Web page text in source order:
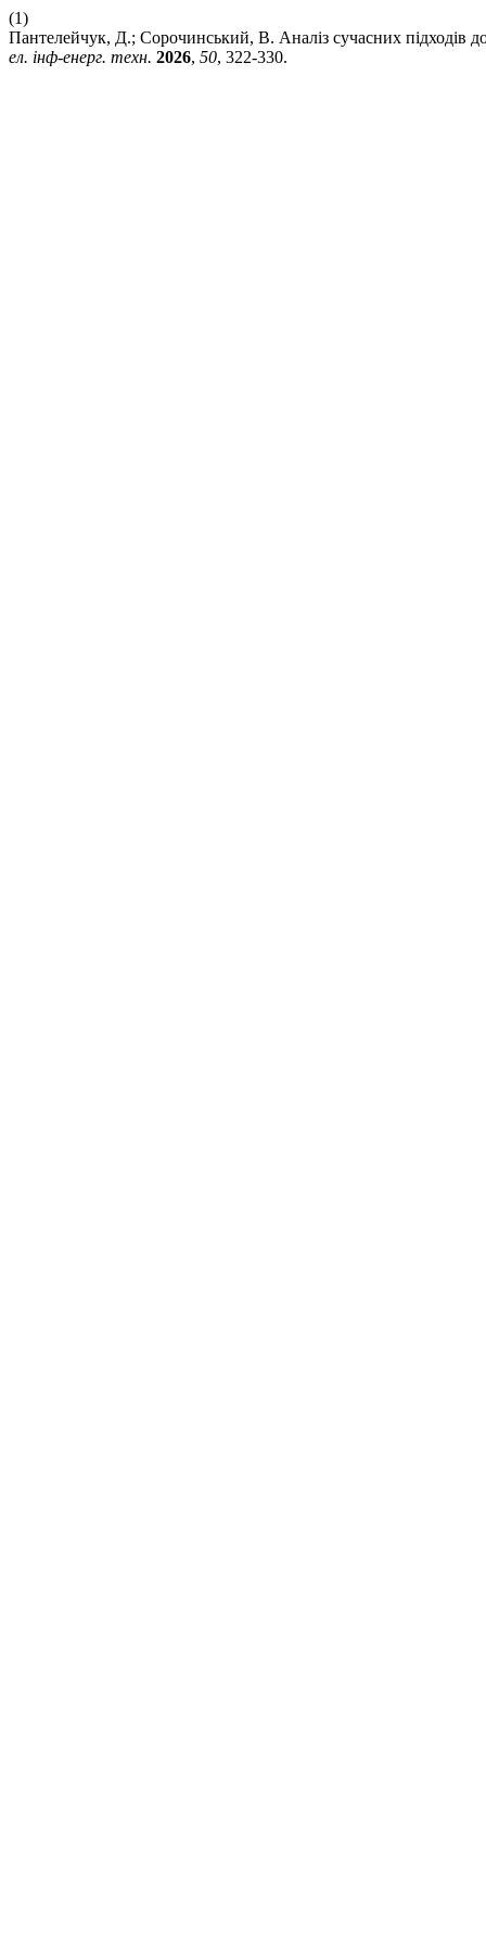
(1)
Пантелейчук, Д.; Сорочинський, В. Аналіз сучасних підходів
ел. інф-енерг. техн. 2026, 50, 322-330.